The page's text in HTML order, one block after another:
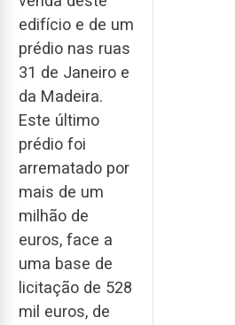
edifício e de um
prédio nas ruas
31 de Janeiro e
da Madeira.
Este último
prédio foi
arrematado por
mais de um
milhão de
euros, face a
uma base de
licitação de 528
mil euros, de